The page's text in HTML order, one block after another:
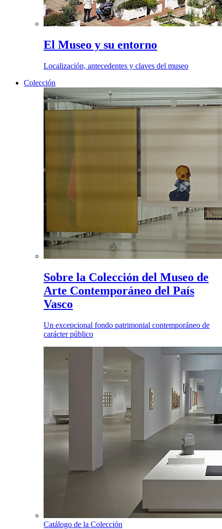
El Museo y su entorno
Localización, antecedentes y claves del museo
Colección
Sobre la Colección del Museo de
Arte Contemporáneo del País
Vasco
Un excepcional fondo patrimonial contemporáneo de
carácter público
Catálogo de la Colección